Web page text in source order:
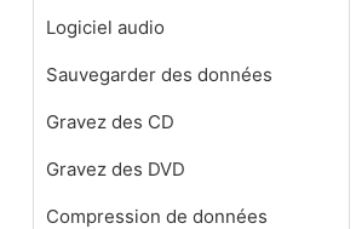
Logiciel audio
Sauvegarder des données
Gravez des CD
Gravez des DVD
Compression de données